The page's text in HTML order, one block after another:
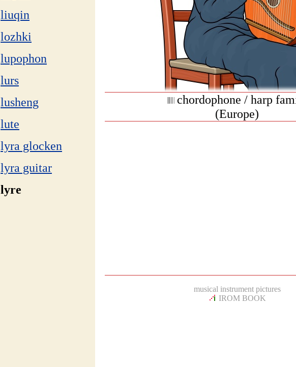
liuqin
lozhki
lupophon
lurs
lusheng
lute
lyra glocken
lyra guitar
lyre
chordophone / harp
(Europe)
musical instrument pictures
IROM BOOK